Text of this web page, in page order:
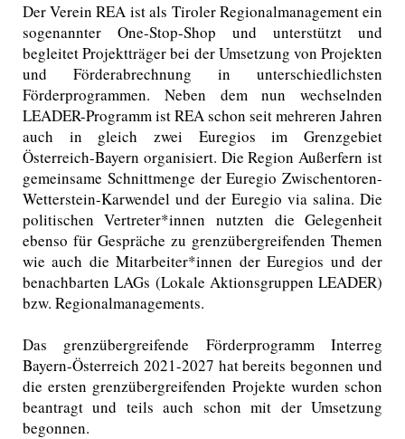
Der Verein REA ist als Tiroler Regionalmanagement ein
sogenannter One-Stop-Shop und unterstützt und
begleitet Projektträger bei der Umsetzung von Projekten
und Förderabrechnung in unterschiedlichsten
Förderprogrammen. Neben dem nun wechselnden
LEADER-Programm ist REA schon seit mehreren Jahren
auch in gleich zwei Euregios im Grenzgebiet
Österreich-Bayern organisiert. Die Region Außerfern ist
gemeinsame Schnittmenge der Euregio Zwischentoren-
Wetterstein-Karwendel und der Euregio via salina. Die
politischen Vertreter*innen nutzten die Gelegenheit
ebenso für Gespräche zu grenzübergreifenden Themen
wie auch die Mitarbeiter*innen der Euregios und der
benachbarten LAGs (Lokale Aktionsgruppen LEADER)
bzw. Regionalmanagements.
Das grenzübergreifende Förderprogramm Interreg
Bayern-Österreich 2021-2027 hat bereits begonnen und
die ersten grenzübergreifenden Projekte wurden schon
beantragt und teils auch schon mit der Umsetzung
begonnen.